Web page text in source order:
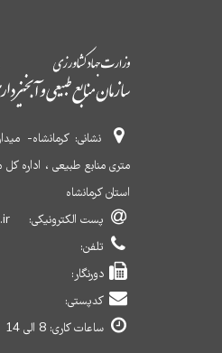
نشانی:کرمانشاه-
متری منابع طبیعی ، اداره کل
استان کرمانشاه
پست الکترونیکی:
تلفن:
دورنگار:
کدپستی:
ساعات کاری: 8 الی 14